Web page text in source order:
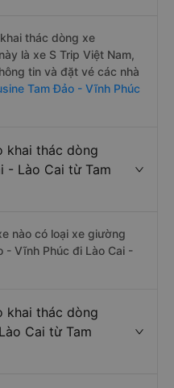
thác dòng xe
là xe S Trip Việt Nam,
tin và đặt vé các nhà
Tam Đảo - Vĩnh Phúc
khai thác dòng
- Lào Cai từ Tam
nào có loại xe giường
- Vĩnh Phúc đi Lào Cai -
khai thác dòng
Cai từ Tam